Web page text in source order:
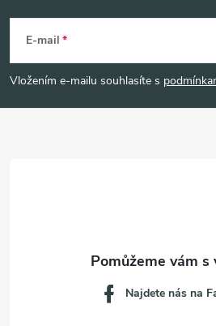
p
a
E-mail
Vložením e-mailu souhlasíte s
Najdete nás na